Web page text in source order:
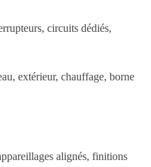
circuits dédiés,
extérieur, chauffage, borne
alignés, finitions